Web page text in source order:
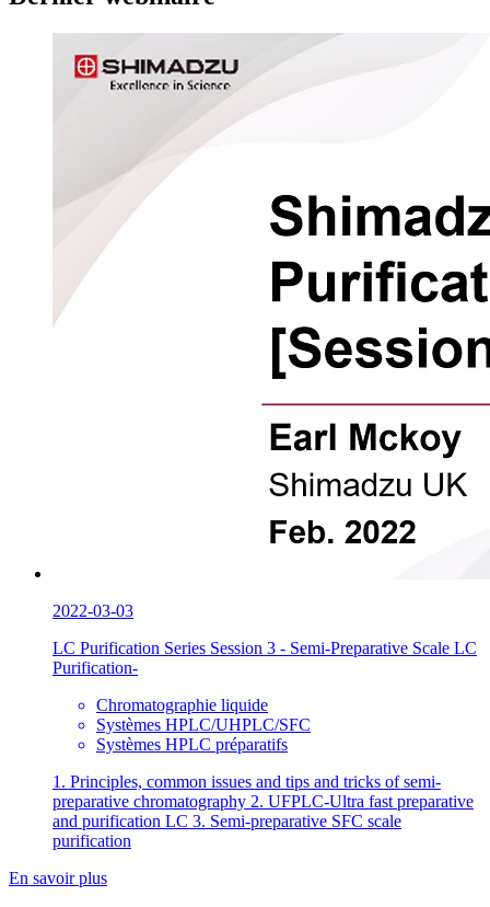
2022-03-03
LC Purification Series Session 3 - Semi-Preparative Scale LC
Purification-
Chromatographie liquide
Systèmes HPLC/UHPLC/SFC
Systèmes HPLC préparatifs
1. Principles, common issues and tips and tricks of semi-
preparative chromatography 2. UFPLC-Ultra fast preparative
and purification LC 3. Semi-preparative SFC scale
purification
En savoir plus